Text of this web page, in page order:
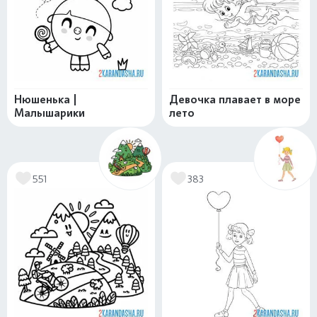
Нюшенька |
Малышарики
Девочка плавает в море
лето
551 383